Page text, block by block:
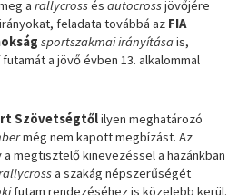
arallycrossésautocrossjövőjére
feladata továbbá az FIA
sportszakmai irányításais,
futamát a jövő évben 13. alkalommal
Szövetségtőlilyen meghatározó
még nem kapott megbízást. Az
a megtisztelő kinevezéssel a hazánkban
a szakág népszerűségét
futam rendezéséhez is közelebb kerül.